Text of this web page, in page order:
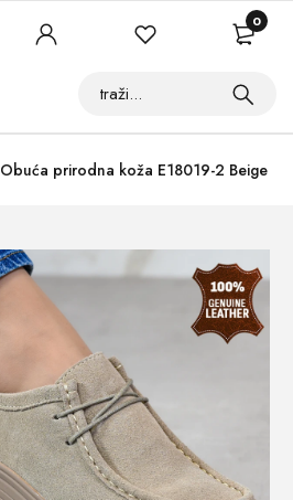
Obuća prirodna koža E18019-2 Beige
0